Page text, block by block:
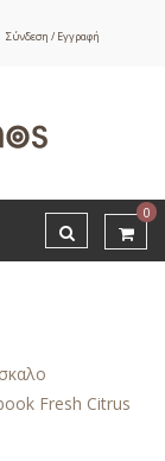
Σύνδεση / Εγγραφή
0
Fresh Citrus